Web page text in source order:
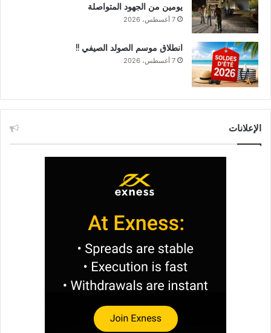
يومين من الجهود المتواصلة
7 أغسطس، 2026
انطلاق موسم الصولد الصيفي !!
7 أغسطس، 2026
الإعلانات